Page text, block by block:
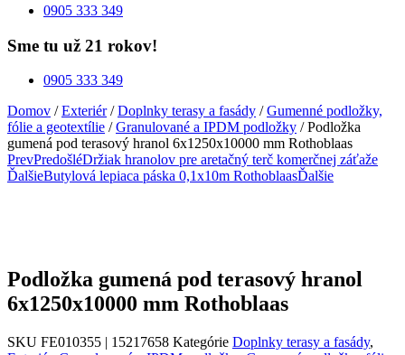
0905 333 349
Sme tu už 21 rokov!
0905 333 349
Domov /Exteriér/Doplnky terasy a fasády /Gumenné podložky,
fólie a geotextílie /Granulované a IPDM podložky / Podložka
gumená pod terasový hranol 6x1250x10000 mm Rothoblaas
PrevPredošléDržiak hranolov pre aretačný terč komerčnej záťaže
ĎalšieButylová lepiaca páska 0,1x10m RothoblaasĎalšie
Podložka gumená pod terasový hranol
6x1250x10000 mm Rothoblaas
SKU FE010355 | 15217658 Kategórie Doplnky terasy a fasády,